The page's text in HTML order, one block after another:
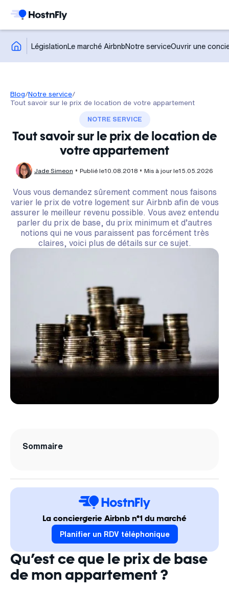
LégislationLe marché AirbnbNotre serviceOuvrir une
Blog/Notre service/
Tout savoir sur le prix de location de votre appartement
NOTRE SERVICE
Tout savoir sur le prix de location de
votre appartement
Jade Simeon Publié le10.08.2018 Mis à jour le15.05.2026
Vous vous demandez sûrement comment nous faisons
varier le prix de votre logement sur Airbnb afin de vous
assurer le meilleur revenu possible. Vous avez entendu
parler du prix de base, du prix minimum et d’autres
notions qui ne vous paraissent pas forcément très
claires, voici plus de détails sur ce sujet.
Sommaire
La conciergerie Airbnb n°1 du marché
Planifier un RDV téléphonique
Qu’est ce que le prix de base
de mon appartement ?